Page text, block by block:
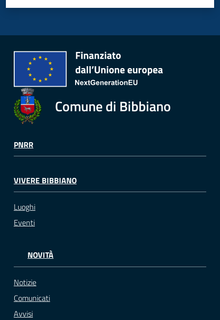
Comune di Bibbiano
PNRR
VIVERE BIBBIANO
Luoghi
Eventi
NOVITÀ
Notizie
Comunicati
Avvisi